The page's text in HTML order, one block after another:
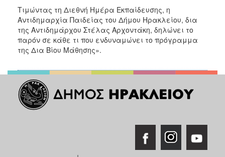
Τιμώντας τη Διεθνή Ημέρα Εκπαίδευσης, η
Αντιδημαρχία Παιδείας του Δήμου Ηρακλείου, δια
της Αντιδημάρχου Στέλας Αρχοντάκη, δηλώνει το
παρόν σε κάθε τι που ενδυναμώνει το πρόγραμμα
της Δια Βίου Μάθησης».